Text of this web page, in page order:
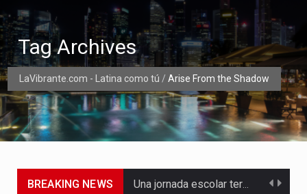
LaVibrante.com - Latina como tú / Arise From the Shadow
Tag Archives
BREAKING NEWS Una jornada escolar terminó en tragedia este viernes 7 de…